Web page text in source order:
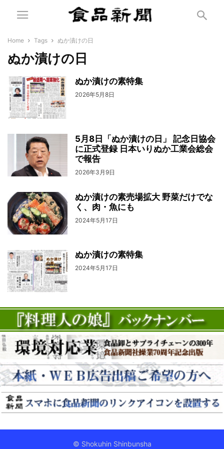
Home Tags ぬか漬けの日
ぬか漬けの日
ぬか漬けの素特集
2026年5月8日
5月8日「ぬか漬けの日」 記念日協会
に正式登録 日本いりぬか工業会総会
で報告
2026年3月9日
ぬか漬けの素売場拡大 野菜だけでな
く、肉・魚にも
2024年5月17日
ぬか漬けの素特集
2024年5月17日
© Shokuhin Shinbunsha